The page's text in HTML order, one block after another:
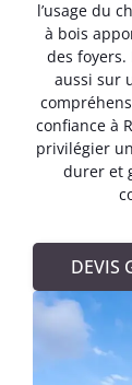
l’usage du
à bois
des foyers.
aussi sur
confiance à
privilégier
durer et
DEVIS